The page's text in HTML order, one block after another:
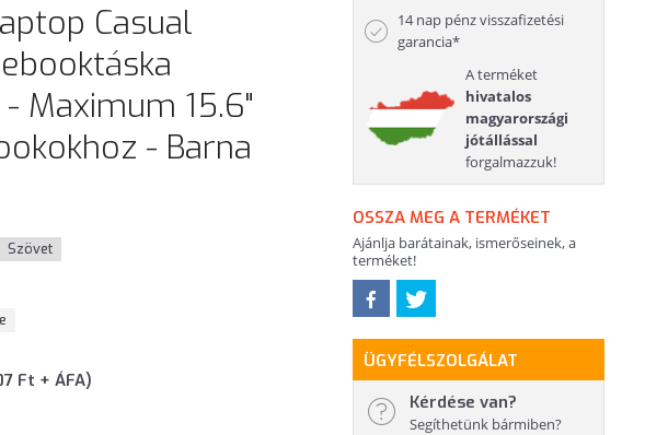
Casual
Maximum 15.6"
- Barna
Szövet
Ft + ÁFA)
14 nap pénz visszafizetési
garancia*
A terméket
hivatalos
magyarországi
jótállással
forgalmazzuk!
OSSZA MEG A TERMÉKET
Ajánlja barátainak, ismerőseinek, a
terméket!
ÜGYFÉLSZOLGÁLAT
Kérdése van?
Segíthetünk bármiben?